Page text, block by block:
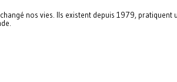
nos vies. Ils existent depuis 1979,